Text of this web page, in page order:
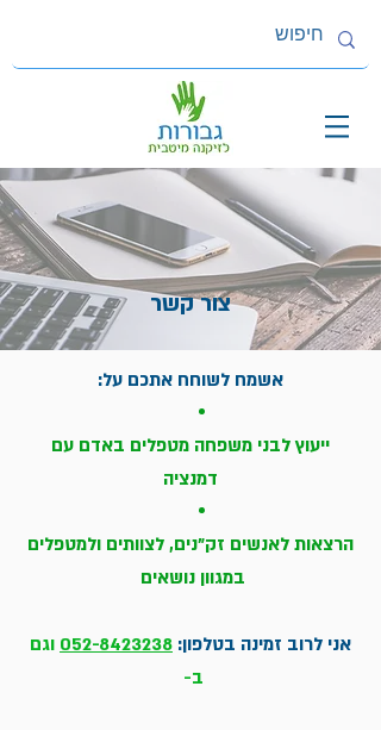
צור קשר
אשמח לשוחח אתכם על:
ייעוץ לבני משפחה מטפלים באדם עם
דמנציה
הרצאות לאנשים זק"נים, לצוותים ולמטפלים
במגוון נושאים
אני לרוב זמינה בטלפון: 052-8423238 וגם
ב-